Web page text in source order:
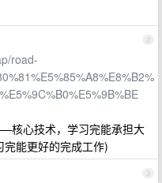
2
road-
核心技术，学习完能承担大
能更好的完成工作)
3